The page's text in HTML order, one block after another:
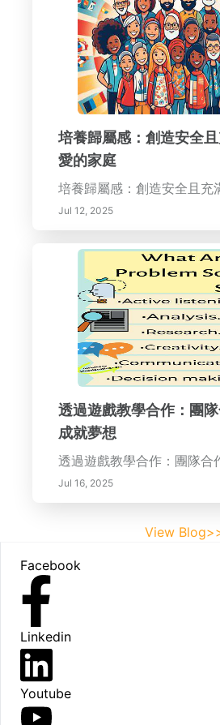
培養歸屬感：創造安全
愛的家庭
培養歸屬感：創造安全且充
Jul 12, 2025
透過遊戲教學合作：團
成就夢想
透過遊戲教學合作：團隊合
Jul 16, 2025
View
Facebook
Linkedin
Youtube